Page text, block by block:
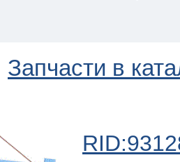
Запчасти в